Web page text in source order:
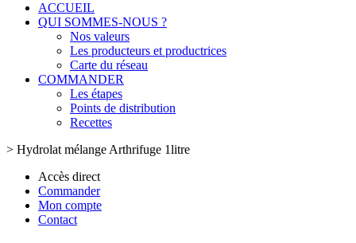
ACCUEIL
QUI SOMMES-NOUS ?
Nos valeurs
Les producteurs et productrices
Carte du réseau
COMMANDER
Les étapes
Points de distribution
Recettes
> Hydrolat mélange Arthrifuge 1litre
Accès direct
Commander
Mon compte
Contact